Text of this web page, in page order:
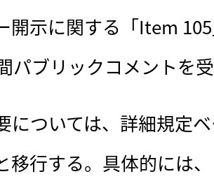
開示に関する「Item
パブリックコメントを
ついては、 詳細規定
移行する。具体的には